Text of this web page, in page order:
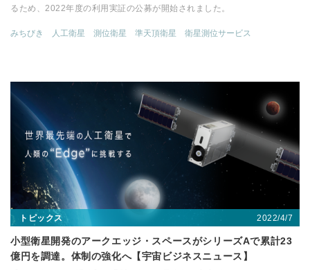
るため、2022年度の利用実証の公募が開始されました。
みちびき 人工衛星 測位衛星 準天頂衛星 衛星測位サービス
トピックス 2022/4/7
小型衛星開発のアークエッジ・スペースがシリーズAで累計23
億円を調達。体制の強化へ【宇宙ビジネスニュース】